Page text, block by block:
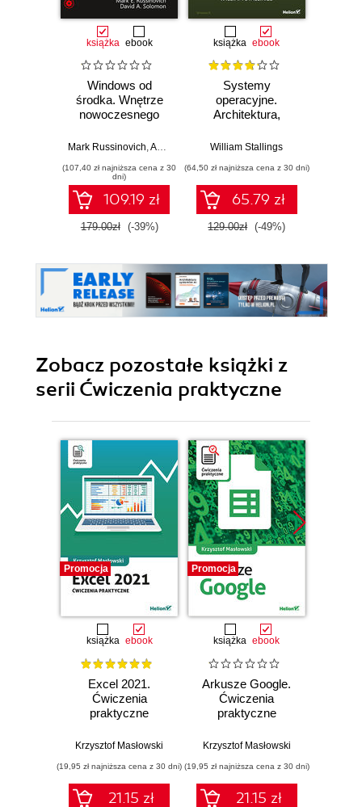
książka ebook
Windows od
środka. Wnętrze
nowoczesnego
wirtualizacja,
rozruch,
bezpieczeństwo i
dużo więcej.
Wydanie VII
Mark Russinovich,Andrea Allievi ,Alex Ionescu,David Solomon
(107,40 zł najniższa cena z 30
dni)
109.19 zł
179.00zł (-39%)
książka ebook
Systemy
operacyjne.
Architektura,
projektowanie.
William Stallings
(64,50 zł najniższa cena z 30 dni)
65.79 zł
129.00zł (-49%)
Zobacz pozostałe książki z
serii Ćwiczenia praktyczne
Promocja
książka ebook
Excel 2021.
Ćwiczenia
praktyczne
Krzysztof Masłowski
(19,95 zł najniższa cena z 30 dni)
21.15 zł
Promocja
książka ebook
Arkusze Google.
Ćwiczenia
praktyczne
Krzysztof Masłowski
(19,95 zł najniższa cena z 30 dni)
21.15 zł